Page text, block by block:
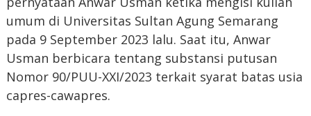
umum di Universitas Sultan Agung Semarang
pada 9 September 2023 lalu. Saat itu, Anwar
Usman berbicara tentang substansi putusan
Nomor 90/PUU-XXI/2023 terkait syarat batas usia
capres-cawapres.